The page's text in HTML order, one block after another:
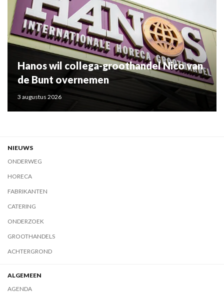
Hanos wil collega-groothandel Nico van
de Bunt overnemen
3 augustus 2026
NIEUWS
ONDERWEG
HORECA
FABRIKANTEN
CATERING
ONDERZOEK
GROOTHANDELS
ACHTERGROND
ALGEMEEN
AGENDA